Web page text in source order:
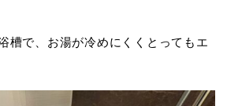
槽で、お湯が冷めにくくとってもエ